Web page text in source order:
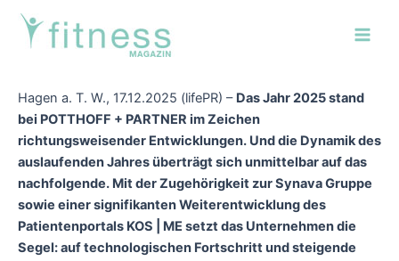
Zum
Inhalt
springen
Hagen a. T. W., 17.12.2025 (lifePR) – Das Jahr 2025 stand
bei POTTHOFF + PARTNER im Zeichen
richtungsweisender Entwicklungen. Und die Dynamik des
auslaufenden Jahres überträgt sich unmittelbar auf das
nachfolgende. Mit der Zugehörigkeit zur Synava Gruppe
sowie einer signifikanten Weiterentwicklung des
Patientenportals KOS | ME setzt das Unternehmen die
Segel: auf technologischen Fortschritt und steigende
Post
navigation